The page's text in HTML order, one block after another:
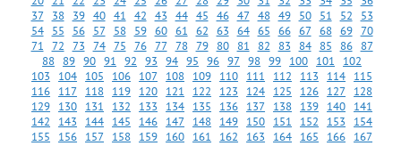
37
38 39 40 41 42 43 44 45 46 47 48 49 50 51 52
53
54
55 56 57 58 59 60 61 62 63 64 65 66 67 68 69 70
71 72 73 74 75 76 77 78 79 80 81 82 83 84 85 86
87
88 89 90 91 92 93 94 95 96 97 98 99 100 101
102
103
104 105 106 107 108 109 110 111 112 113 114 115
116 117 118 119 120 121 122 123 124 125 126 127 128
129 130 131 132 133 134 135 136 137 138 139 140 141
142
143 144 145 146 147 148 149 150 151 152 153
154
155
156 157 158 159 160 161 162 163 164 165 166 167